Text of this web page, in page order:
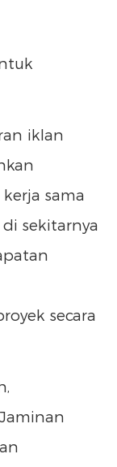
iklan
sama
sekitarnya
secara